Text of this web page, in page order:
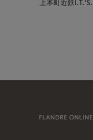
上本町近鉄